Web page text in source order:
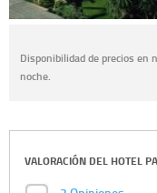
Disponibilidad de precios en
noche.
VALORACIÓN DEL HOTEL